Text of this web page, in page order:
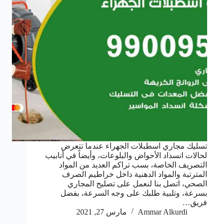
تسليك مجاري اسطبلات الجهراء عندما تتعرض
لحالات انسداد الأحواض والبلوعات، وأيضاً في أنابيب
التصريف الخاصة، بسب تراكم العديد من المواد
المترتبة والمواد الدهنية داخل خراطيم الصرف
الصحي، اتصل بنا لنعمل على تصليح المجاري
بسرعة، وتلبية طلبك على وجه السرعة، بفضل
فريق…
Ammar Alkurdi
مارس 27, 2021